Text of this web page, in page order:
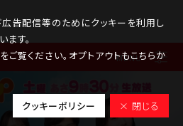
告配信等のためにクッキーを利用し
す。
ご覧ください。オプトアウトもこちらか
クッキーポリシー × 閉じる
MENU